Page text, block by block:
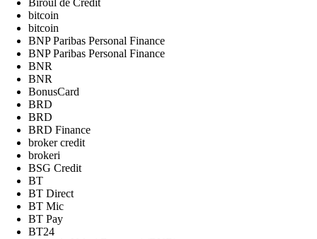
Biroul de Credit
bitcoin
bitcoin
BNP Paribas Personal Finance
BNP Paribas Personal Finance
BNR
BNR
BonusCard
BRD
BRD
BRD Finance
broker credit
brokeri
BSG Credit
BT
BT Direct
BT Mic
BT Pay
BT24